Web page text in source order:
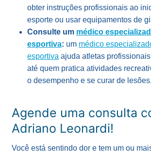
obter instruções profissionais ao
esporte ou usar equipamentos de
Consulte um médico
esportiva: um médico
esportiva ajuda atletas
até quem pratica atividades
o desempenho e se curar de lesões.
Agende uma consulta
Adriano Leonardi!
Você está sentindo dor e tem um ou